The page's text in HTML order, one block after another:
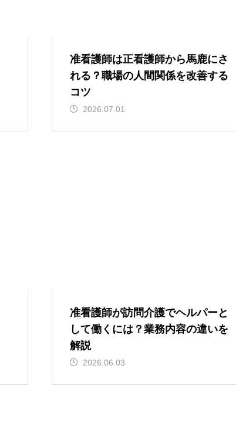
准看護師は正看護師から馬鹿にさ
れる？職場の人間関係を改善する
コツ
2026.07.01
准看護師が訪問介護でヘルパーと
して働くには？業務内容の違いを
解説
2026.06.03